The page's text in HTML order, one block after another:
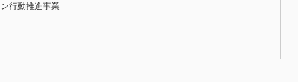
ン行動推進事業